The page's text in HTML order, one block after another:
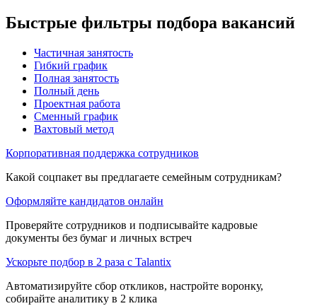
Быстрые фильтры подбора вакансий
Частичная занятость
Гибкий график
Полная занятость
Полный день
Проектная работа
Сменный график
Вахтовый метод
Корпоративная поддержка сотрудников
Какой соцпакет вы предлагаете семейным сотрудникам?
Оформляйте кандидатов онлайн
Проверяйте сотрудников и подписывайте кадровые
документы без бумаг и личных встреч
Ускорьте подбор в 2 раза с Talantix
Автоматизируйте сбор откликов, настройте воронку,
собирайте аналитику в 2 клика